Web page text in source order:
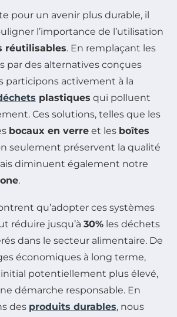
pour un avenir plus durable, il
l’importance de l’utilisation
réutilisables. En remplaçant les
par des alternatives conçues
participons activement à la
plastiques qui polluent
Ces solutions, telles que les
bocaux en verre et les boîtes
seulement préservent la qualité
diminuent également notre
.
qu’adopter ces systèmes
réduire jusqu’à 30% les déchets
dans le secteur alimentaire. De
économiques à long terme,
potentiellement plus élevé,
démarche responsable. En
des produits durables, nous